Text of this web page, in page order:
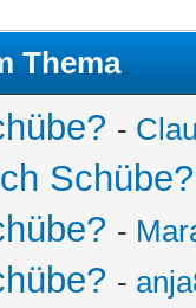
Thema
-
Schübe?
-
-